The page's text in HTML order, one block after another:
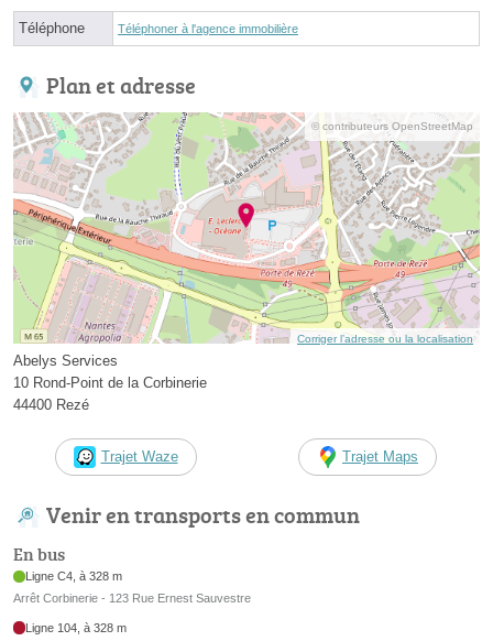
Téléphone Téléphoner à l'agence immobilière
Plan et adresse
© contributeurs OpenStreetMap
Corriger l’adresse ou la localisation
Abelys Services
10 Rond-Point de la Corbinerie
44400 Rezé
Trajet Waze Trajet Maps
Venir en transports en commun
En bus
Ligne C4, à 328 m
Arrêt Corbinerie - 123 Rue Ernest Sauvestre
Ligne 104, à 328 m